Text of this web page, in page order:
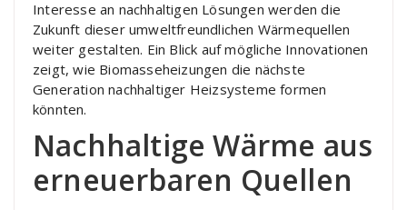
Interesse an nachhaltigen Lösungen werden die
Zukunft dieser umweltfreundlichen Wärmequellen
weiter gestalten. Ein Blick auf mögliche Innovationen
zeigt, wie Biomasseheizungen die nächste
Generation nachhaltiger Heizsysteme formen
könnten.
Nachhaltige Wärme aus
erneuerbaren Quellen